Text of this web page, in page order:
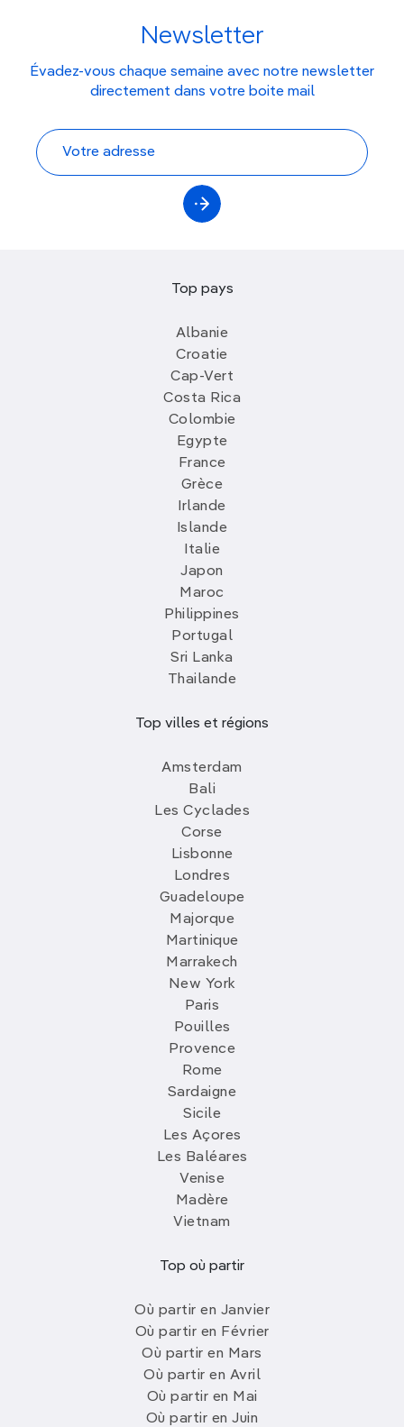
Newsletter
Évadez-vous chaque semaine avec notre newsletter
directement dans votre boite mail
Top pays
Albanie
Croatie
Cap-Vert
Costa Rica
Colombie
Egypte
France
Grèce
Irlande
Islande
Italie
Japon
Maroc
Philippines
Portugal
Sri Lanka
Thailande
Top villes et régions
Amsterdam
Bali
Les Cyclades
Corse
Lisbonne
Londres
Guadeloupe
Majorque
Martinique
Marrakech
New York
Paris
Pouilles
Provence
Rome
Sardaigne
Sicile
Les Açores
Les Baléares
Venise
Madère
Vietnam
Top où partir
Où partir en Janvier
Où partir en Février
Où partir en Mars
Où partir en Avril
Où partir en Mai
Où partir en Juin